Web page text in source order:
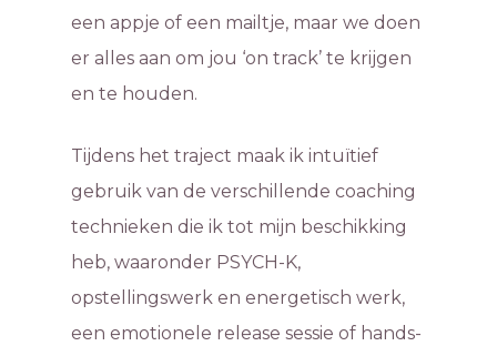
een appje of een mailtje, maar we doen
er alles aan om jou ‘on track’ te krijgen
en te houden.
Tijdens het traject maak ik intuïtief
gebruik van de verschillende coaching
technieken die ik tot mijn beschikking
heb, waaronder PSYCH-K,
opstellingswerk en energetisch werk,
een emotionele release sessie of hands-